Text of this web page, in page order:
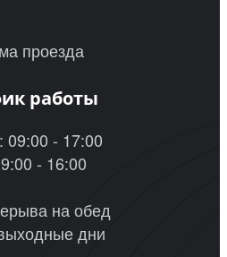
проезда
работы
09:00 - 17:00
- 16:00
на обед
дни